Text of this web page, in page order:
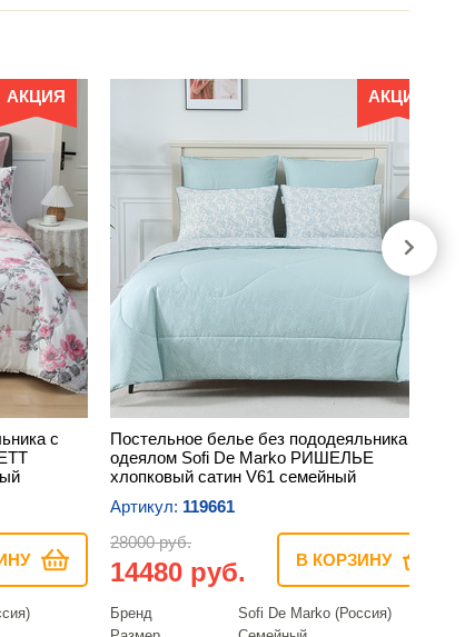
АКЦИЯ
с
АКЦИЯ
Постельное белье без пододеяльника с
одеялом Sofi De Marko РИШЕЛЬЕ
хлопковый сатин V61 семейный
Артикул: 119661
28000 руб.
14480 руб. В КОРЗИНУ
Бренд
Sofi De Marko (Россия)